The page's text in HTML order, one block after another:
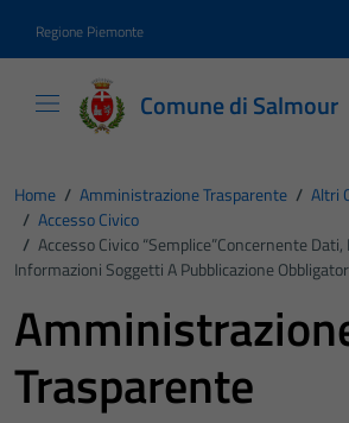
Regione Piemonte
Comune di Salmour
Home / Amministrazione Trasparente / Altri
/ Accesso Civico
/ Accesso Civico “semplice”concernente Dati,
Informazioni Soggetti A Pubblicazione
Trasparente